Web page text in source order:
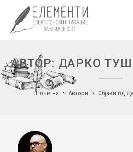
АВТОР: ДАРКО
Почетна Автори Објави од